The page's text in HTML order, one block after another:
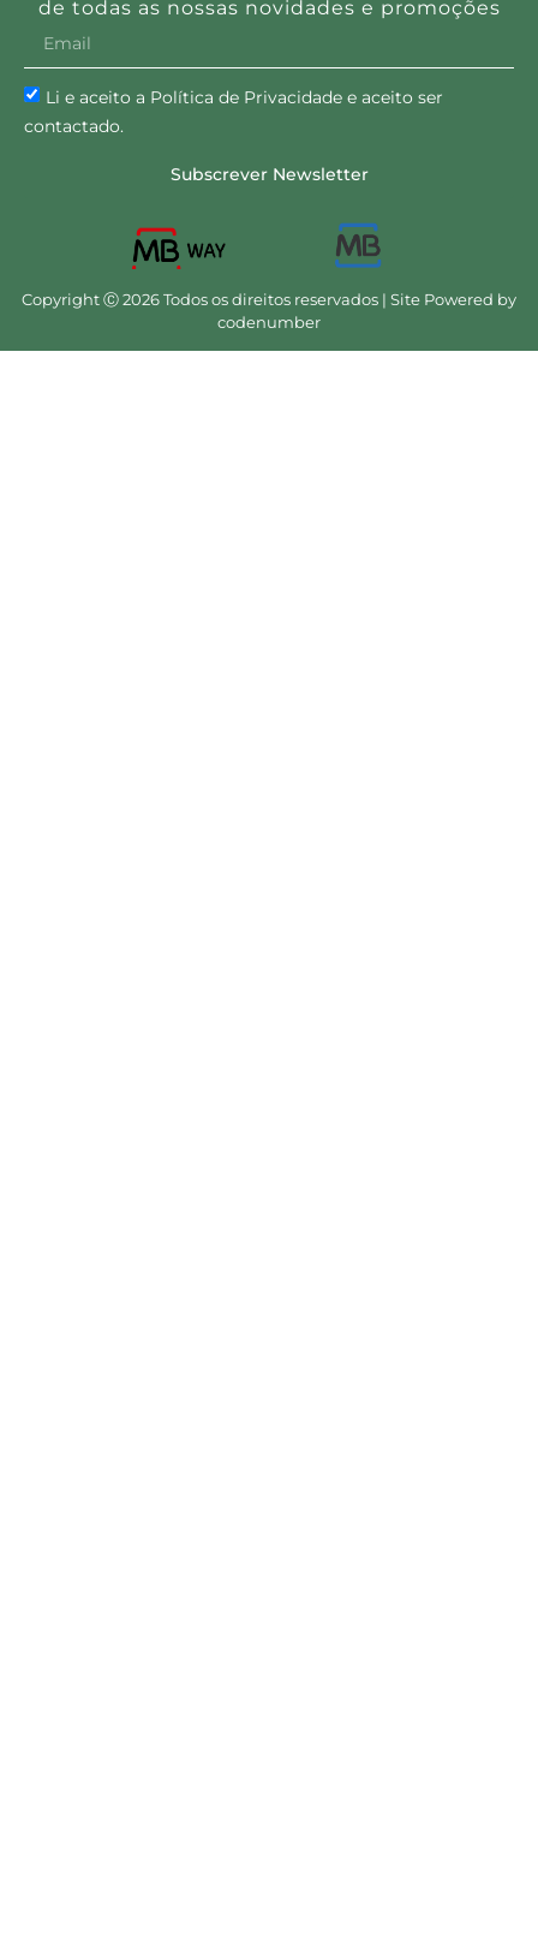
de todas as nossas novidades e promoções
Li e aceito a Política de Privacidade e aceito ser
contactado.
Subscrever Newsletter
Copyright Ⓒ 2026 Todos os direitos reservados | Site Powered by
codenumber